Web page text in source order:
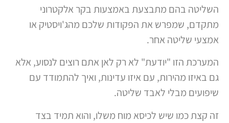
השליטה בהם מתבצעת באמצעות בקר אלקטרוני
מתקדם, שמפרש את הפקודות שלכם מהג'ויסטיק או
אמצעי שליטה אחר.
המערכת הזו "יודעת" לא רק לאן אתם רוצים לנסוע, אלא
גם באיזו מהירות, עם איזו עדינות, ואיך להתמודד עם
שיפועים מבלי לאבד שליטה.
זה קצת כמו שיש לכיסא מוח משלו, והוא תמיד בצד